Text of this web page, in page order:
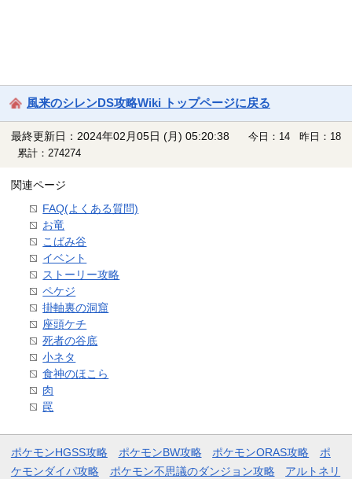
風来のシレンDS攻略Wiki トップページに戻る
最終更新日：2024年02月05日 (月) 05:20:38
今日：14 昨日：18
累計：274274
関連ページ
FAQ(よくある質問)
お竜
こばみ谷
イベント
ストーリー攻略
ペケジ
掛軸裏の洞窟
座頭ケチ
死者の谷底
小ネタ
食神のほこら
肉
罠
ポケモンHGSS攻略 ポケモンBW攻略 ポケモンORAS攻略
ポ
ケモンダイパ攻略
ポケモン不思議のダンジョン攻略 アルトネリ